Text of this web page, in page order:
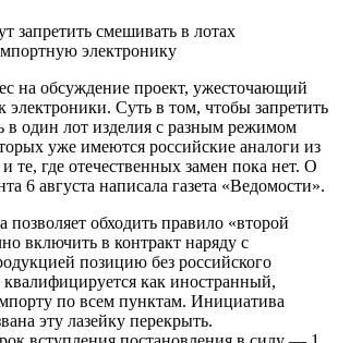
запретить смешивать в лотах
электронику
на обсуждение проект, ужесточающий
электроники. Суть в том, чтобы запретить
в один лот изделия с разным режимом
уже имеются российские аналоги из
и те, где отечественных замен пока нет. О
6 августа написала газета «Ведомости».
позволяет обходить правило «второй
включить в контракт наряду с
позицию без российского
квалифицируется как иностранный,
по всем пунктам. Инициатива
эту лазейку перекрыть.